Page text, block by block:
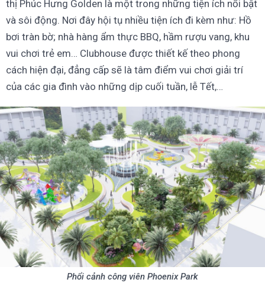
thị Phúc Hưng Golden là một trong những tiện ích nổi bật
và sôi động. Nơi đây hội tụ nhiều tiện ích đi kèm như: Hồ
bơi tràn bờ; nhà hàng ẩm thực BBQ, hầm rượu vang, khu
vui chơi trẻ em… Clubhouse được thiết kế theo phong
cách hiện đại, đẳng cấp sẽ là tâm điểm vui chơi giải trí
của các gia đình vào những dịp cuối tuần, lễ Tết,…
Phổi cảnh công viên Phoenix Park